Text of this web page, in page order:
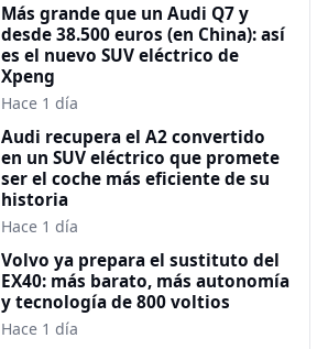
Más grande que un Audi Q7 y
desde 38.500 euros (en China): así
es el nuevo SUV eléctrico de
Xpeng
Hace 1 día
Audi recupera el A2 convertido
en un SUV eléctrico que promete
ser el coche más eficiente de su
historia
Hace 1 día
Volvo ya prepara el sustituto del
EX40: más barato, más autonomía
y tecnología de 800 voltios
Hace 1 día